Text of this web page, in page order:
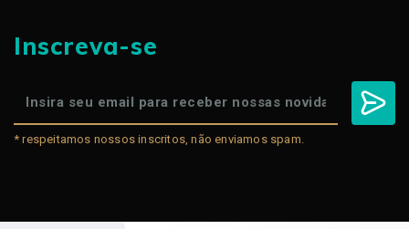
Inscreva-se
* respeitamos nossos inscritos, não enviamos spam.